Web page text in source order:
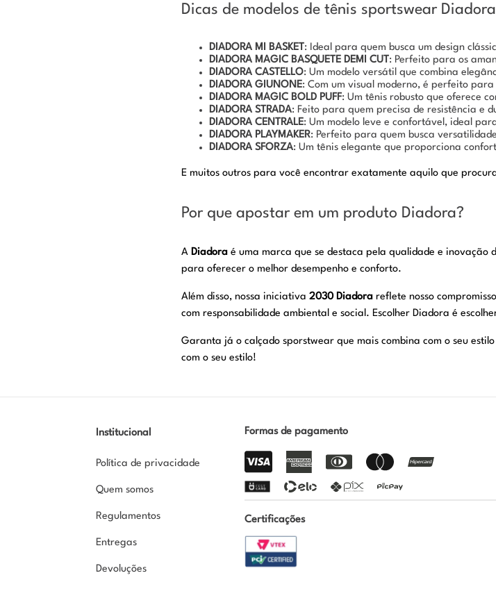
Dicas de modelos de tênis sportswear Diadora
DIADORA MI BASKET: Ideal para quem busca um design
DIADORA MAGIC BASQUETE DEMI CUT: Perfeito para os
DIADORA CASTELLO: Um modelo versátil que combina
DIADORA GIUNONE: Com um visual moderno, é perfeito
DIADORA MAGIC BOLD PUFF: Um tênis robusto que oferece
DIADORA STRADA: Feito para quem precisa de resistência e
DIADORA CENTRALE: Um modelo leve e confortável, ideal
DIADORA PLAYMAKER: Perfeito para quem busca
DIADORA SFORZA: Um tênis elegante que proporciona
E muitos outros para você encontrar exatamente aquilo que
Por que apostar em um produto Diadora?
A Diadoraé uma marca que se destaca pela qualidade e inovação
para oferecer o melhor desempenho e conforto.
Além disso, nossa iniciativa 2030 Diadorareflete nosso
com responsabilidade ambiental e social. Escolher Diadora é
Garanta já o calçado sporstwear que mais combina com o seu estilo
com o seu estilo!
Institucional
Política de privacidade
Quem somos
Regulamentos
Entregas
Devoluções
Formas de pagamento
Certificações